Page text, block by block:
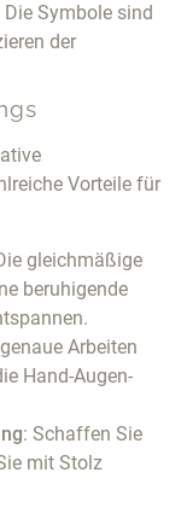
Symbole sind
der
Vorteile für
gleichmäßige
beruhigende
Arbeiten
Hand-Augen-
: Schaffen Sie
mit Stolz